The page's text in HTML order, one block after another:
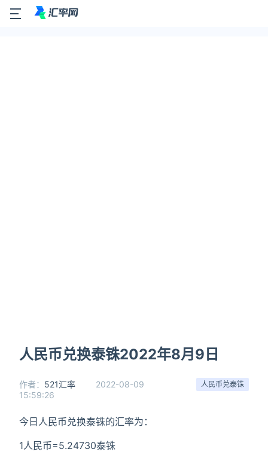
人民币兑换泰铢2022年8月9日
人民币兑泰铢
作者： 521汇率
2022-08-09
15:59:26
今日人民币兑换泰铢的汇率为：
1人民币=5.24730泰铢